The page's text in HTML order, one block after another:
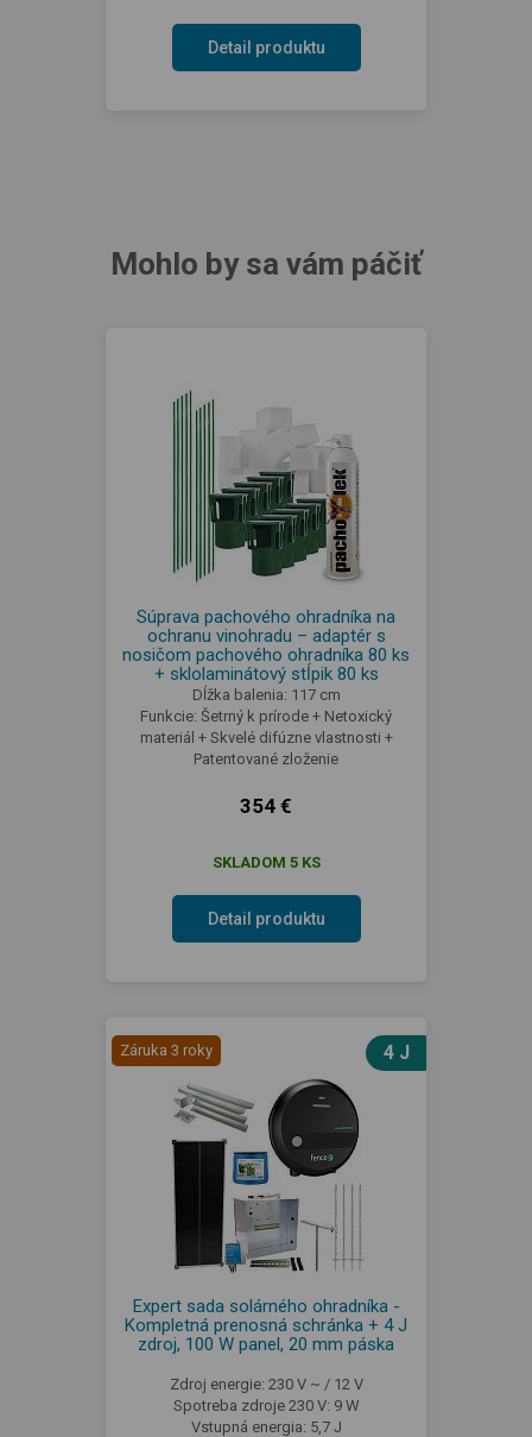
Detail produktu
Mohlo by sa vám páčiť
Súprava pachového ohradníka na
ochranu vinohradu – adaptér s
nosičom pachového ohradníka 80 ks
+ sklolaminátový stĺpik 80 ks
Dĺžka balenia: 117 cm
Funkcie: Šetrný k prírode + Netoxický
materiál + Skvelé difúzne vlastnosti +
Patentované zloženie
354 €
SKLADOM 5 KS
Detail produktu
Záruka 3 roky 4 J
Expert sada solárného ohradníka -
Kompletná prenosná schránka + 4 J
zdroj, 100 W panel, 20 mm páska
Zdroj energie: 230 V ~ / 12 V
Spotreba zdroje 230 V: 9 W
Vstupná energia: 5,7 J